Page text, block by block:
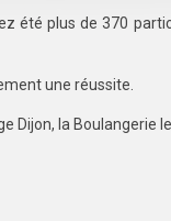
été plus de 370
une réussite.
Dijon, la Boulangerie